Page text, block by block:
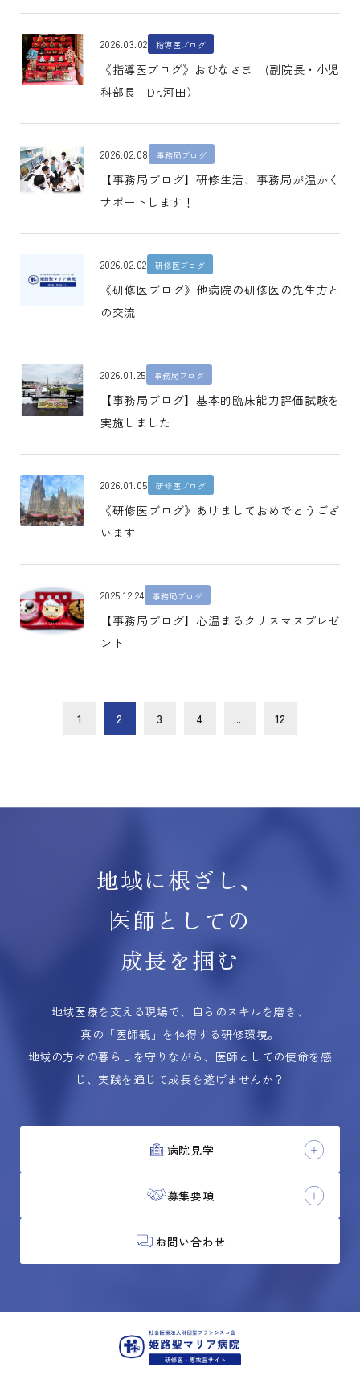
2026.03.02 指導医ブログ
《指導医ブログ》おひなさま (副院長・小児
科部長 Dr.河田）
2026.02.08 事務局ブログ
【事務局ブログ】研修生活、事務局が温かく
サポートします！
2026.02.02 研修医ブログ
《研修医ブログ》他病院の研修医の先生方と
の交流
2026.01.25 事務局ブログ
【事務局ブログ】基本的臨床能力評価試験を
実施しました
2026.01.05 研修医ブログ
《研修医ブログ》あけましておめでとうござ
います
2025.12.24 事務局ブログ
【事務局ブログ】心温まるクリスマスプレゼ
ント
1 2 3 4 ... 12
地域に根ざし、
医師としての
成長を掴む
地域医療を支える現場で、自らのスキルを磨き、
真の「医師観」を体得する研修環境。
地域の方々の暮らしを守りながら、医師としての使命を感
じ、実践を通じて成長を遂げませんか？
病院見学
募集要項
お問い合わせ